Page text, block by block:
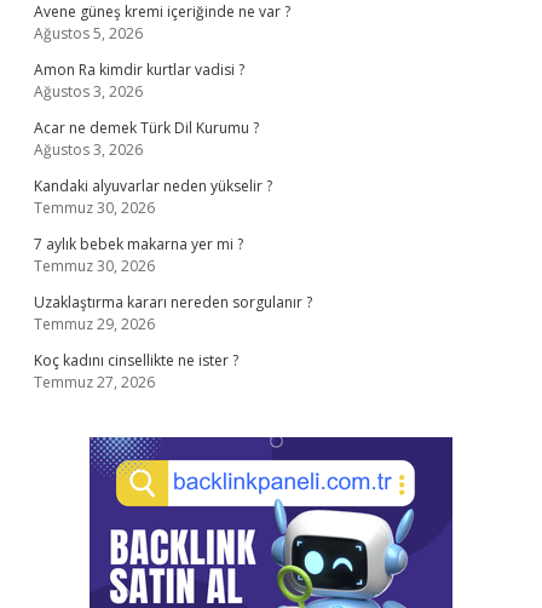
Avene güneş kremi içeriğinde ne var ?
Ağustos 5, 2026
Amon Ra kimdir kurtlar vadisi ?
Ağustos 3, 2026
Acar ne demek Türk Dil Kurumu ?
Ağustos 3, 2026
Kandaki alyuvarlar neden yükselir ?
Temmuz 30, 2026
7 aylık bebek makarna yer mi ?
Temmuz 30, 2026
Uzaklaştırma kararı nereden sorgulanır ?
Temmuz 29, 2026
Koç kadını cinsellikte ne ister ?
Temmuz 27, 2026